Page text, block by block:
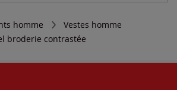
homme
Vestes homme
broderie contrastée